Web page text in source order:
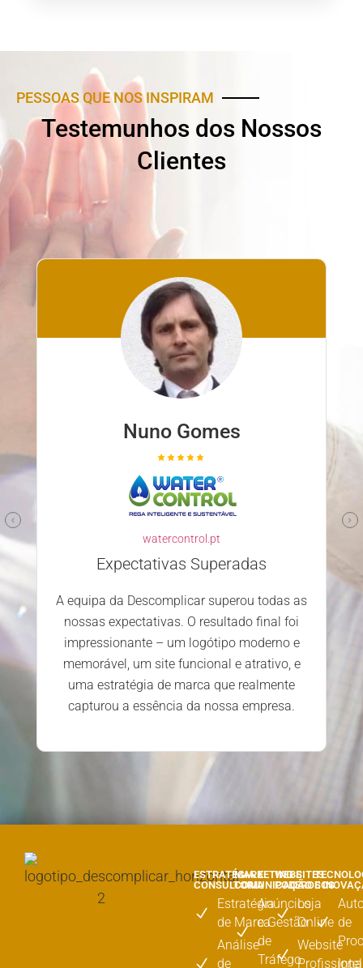
PESSOAS QUE NOS INSPIRAM
Testemunhos dos Nossos
Clientes
Nuno Gomes
watercontrol.pt
Expectativas Superadas
A equipa da Descomplicar superou todas as
nossas expectativas. O resultado final foi
impressionante – um logótipo moderno e
memorável, um site funcional e atrativo, e
uma estratégia de marca que realmente
capturou a essência da nossa empresa.
ESTRATÉGIA E
CONSULTORIA
Estratégia
de Marca
Análise
de
MARKETING E
COMUNICAÇÃO
Anúncios
e Gestão
de
Tráfego
WEBSITES
PODEROSOS
Loja
Online
Website
E
de